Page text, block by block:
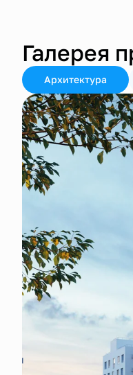
Галерея
Архитектура